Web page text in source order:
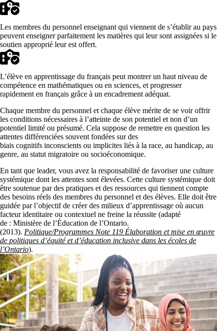
Les membres du personnel enseignant qui viennent de s’établir au pays
peuvent enseigner parfaitement les matières qui leur sont assignées si le
soutien approprié leur est offert.
L’élève en apprentissage du français peut montrer un haut niveau de
compétence en mathématiques ou en sciences, et progresser
rapidement en français grâce à un encadrement adéquat.
Chaque membre du personnel et chaque élève mérite de se voir offrir
les conditions nécessaires à l’atteinte de son potentiel et non d’un
potentiel limité ou présumé. Cela suppose de remettre en question les
attentes différenciées souvent fondées sur des
biais cognitifs inconscients ou implicites liés à la race, au handicap, au
genre, au statut migratoire ou socioéconomique.
En tant que leader, vous avez la responsabilité de favoriser une culture
systémique dont les attentes sont élevées. Cette culture systémique doit
être soutenue par des pratiques et des ressources qui tiennent compte
des besoins réels des membres du personnel et des élèves. Elle doit être
guidée par l’objectif de créer des milieux d’apprentissage où aucun
facteur identitaire ou contextuel ne freine la réussite (adapté
de : Ministère de l’Éducation de l’Ontario.
(2013). Politique/Programmes Note 119 Élaboration et mise en œuvre
de politiques d’équité et d’éducation inclusive dans les écoles de
l’Ontario).